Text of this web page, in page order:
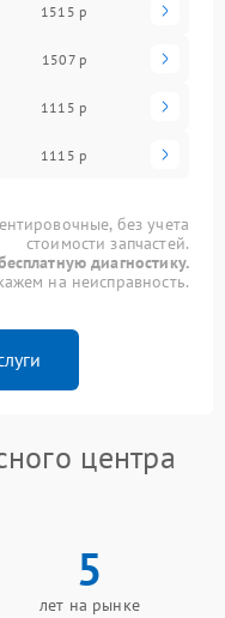
1515 р
1507 р
1115 р
1115 р
без учета
стоимости запчастей.
диагностику.
на неисправность.
центра
5
лет на рынке